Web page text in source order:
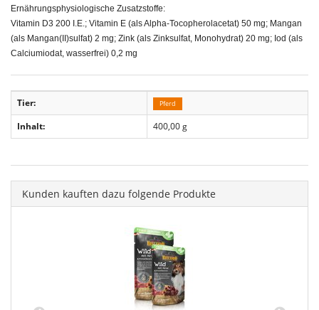
Ernährungsphysiologische Zusatzstoffe:
Vitamin D3 200 I.E.; Vitamin E (als Alpha-Tocopherolacetat) 50 mg; Mangan
(als Mangan(II)sulfat) 2 mg; Zink (als Zinksulfat, Monohydrat) 20 mg; Iod (als
Calciumiodat, wasserfrei) 0,2 mg
Tier: Pferd
Inhalt: 400,00 g
Kunden kauften dazu folgende Produkte